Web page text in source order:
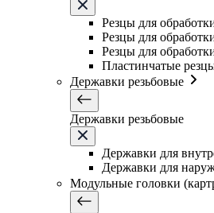
Резцы для
Резцы для
Резцы для
Пластинчатые
Державки резьбовые
Державки резьбовые
Державки для
Державки для
Модульные головки